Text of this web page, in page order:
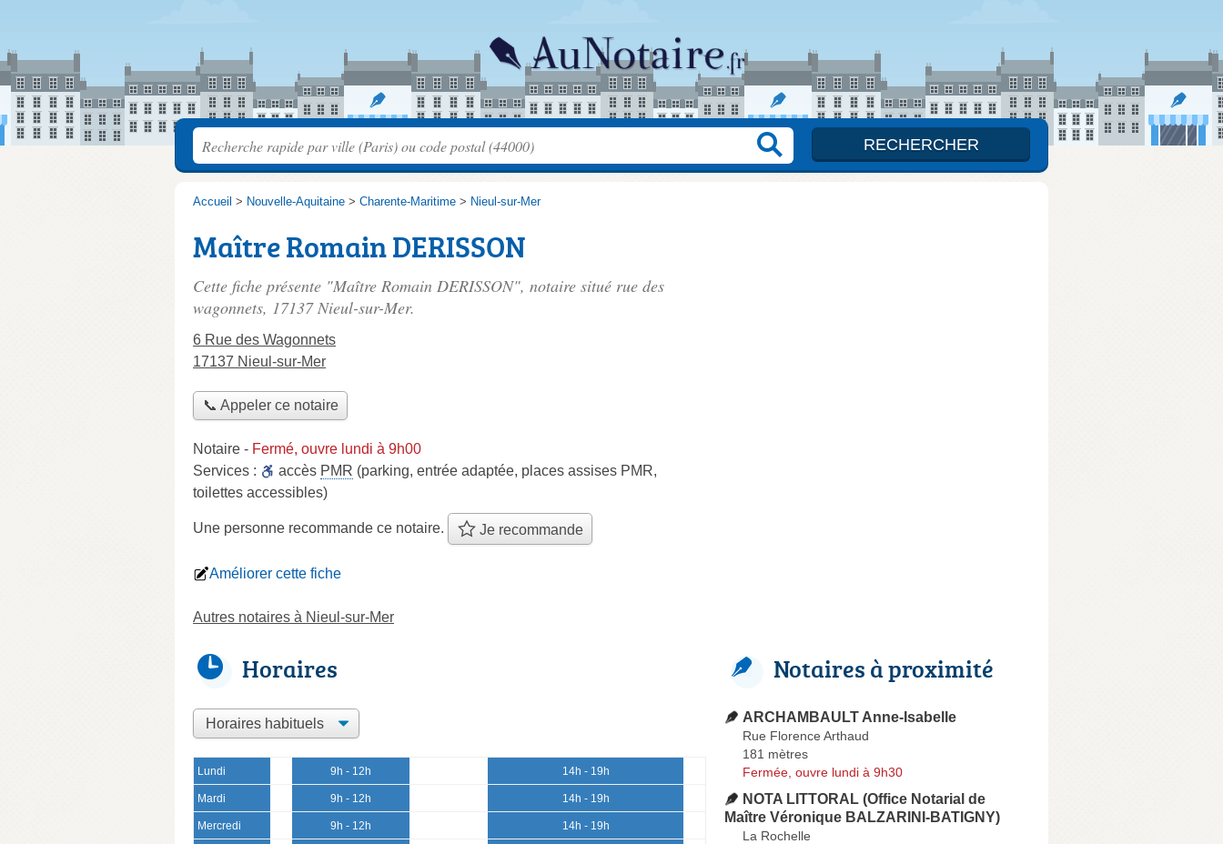
Accueil > Nouvelle-Aquitaine > Charente-Maritime > Nieul-sur-Mer
Maître Romain DERISSON
Cette fiche présente "Maître Romain DERISSON", notaire situé rue des
wagonnets, 17137 Nieul-sur-Mer.
6 Rue des Wagonnets
17137 Nieul-sur-Mer
📞 Appeler ce notaire
Notaire - Fermé, ouvre lundi à 9h00
Services :
accès PMR (parking, entrée adaptée, places assises PMR,
toilettes accessibles)
Une personne recommande ce notaire. Je recommande
Améliorer cette fiche
Autres notaires à Nieul-sur-Mer
Horaires
Lundi 9h - 12h 14h - 19h
Mardi 9h - 12h 14h - 19h
Mercredi 9h - 12h 14h - 19h
Notaires à proximité
ARCHAMBAULT Anne-Isabelle
Rue Florence Arthaud
181 mètres
Fermée, ouvre lundi à 9h30
NOTA LITTORAL (Office Notarial de
Maître Véronique BALZARINI-BATIGNY)
La Rochelle